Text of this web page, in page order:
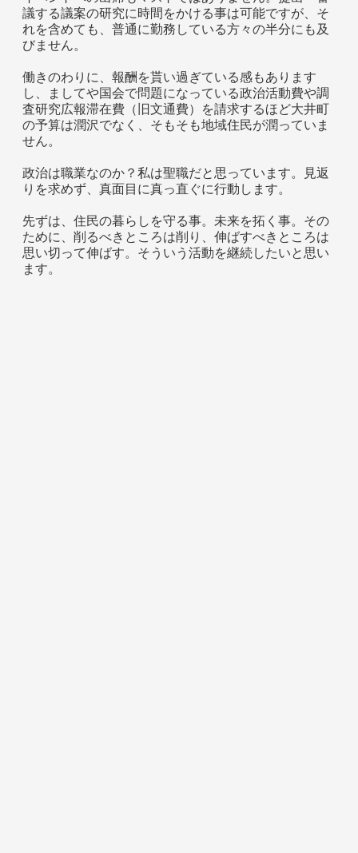
議する議案の研究に時間をかける事は可能ですが、そ
れを含めても、普通に勤務している方々の半分にも及
びません。
働きのわりに、報酬を貰い過ぎている感もあります
し、ましてや国会で問題になっている政治活動費や調
査研究広報滞在費（旧文通費）を請求するほど大井町
の予算は潤沢でなく、そもそも地域住民が潤っていま
せん。
政治は職業なのか？私は聖職だと思っています。見返
りを求めず、真面目に真っ直ぐに行動します。
先ずは、住民の暮らしを守る事。未来を拓く事。その
ために、削るべきところは削り、伸ばすべきところは
思い切って伸ばす。そういう活動を継続したいと思い
ます。